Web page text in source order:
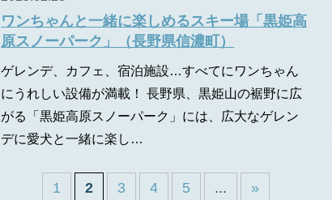
ワンちゃんと一緒に楽しめるスキー場「黒姫高
原スノーパーク」（長野県信濃町）
ゲレンデ、カフェ、宿泊施設…すべてにワンちゃん
にうれしい設備が満載！ 長野県、黒姫山の裾野に広
がる「黒姫高原スノーパーク」には、広大なゲレン
デに愛犬と一緒に楽し…
1 2 3 4 5 ... »